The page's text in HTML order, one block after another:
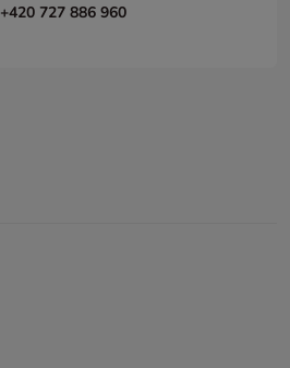
+420 727 886 960